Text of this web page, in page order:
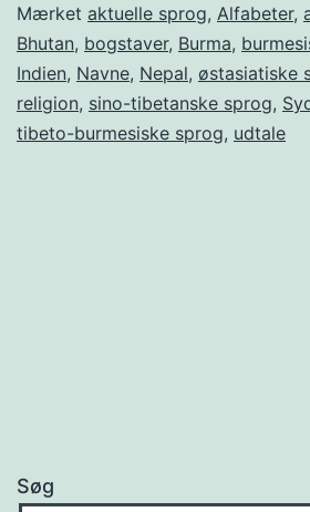
Mærket aktuelle sprog, Alfabeter,
Bhutan, bogstaver, Burma,
Indien, Navne, Nepal, østasiatiske
religion, sino-tibetanske sprog,
tibeto-burmesiske sprog, udtale
Søg